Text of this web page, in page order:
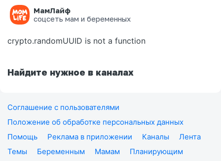
МамЛайф
соцсеть мам и беременных
Ошибка на странице
crypto.randomUUID is not a function
Найдите нужное в каналах
Соглашение с пользователями
Положение об обработке персональных данных
Помощь
Реклама в приложении Каналы
Лента
Темы
Беременным Мамам
Планирующим